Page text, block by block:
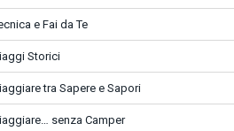
e Fai da Te
Storici
tra Sapere e Sapori
senza Camper